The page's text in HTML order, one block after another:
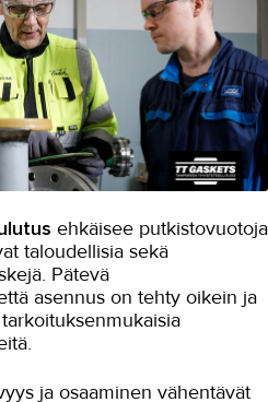
ehkäisee putkistovuotoja
taloudellisia sekä
Pätevä
asennus on tehty oikein ja
ja osaaminen vähentävät